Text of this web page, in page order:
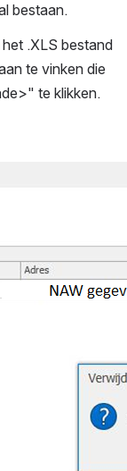
bestaan.
.XLS bestand
te vinken die
te klikken.